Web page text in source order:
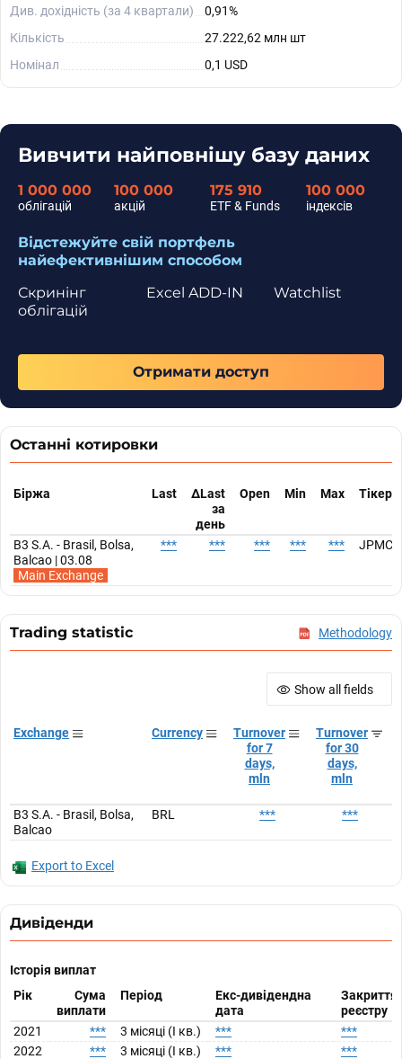
Див. дохідність (за 4 квартали)
0,91%
Кількість
27.222,62 млн шт
Номінал
0,1 USD
Вивчити найповнішу базу даних
1 000 000
облігацій
100 000
акцій
175 910
ETF & Funds
100 000
індексів
Відстежуйте свій портфель
найефективнішим способом
Скринінг
облігацій
Watchlist
Excel ADD-IN
Отримати доступ
Останні котировки
Біржа Last
ΔLast
за
день
Open Min Max Тікер
B3 S.A. - Brasil, Bolsa,
Balcao | 03.08
Main Exchange
*** *** *** *** ***
Trading statistic Methodology
Show all fields
Exchange Currency
Turnover
for 7
days,
mln
Turnover
for 30
days,
mln
B3 S.A. - Brasil, Bolsa,
Balcao
BRL *** ***
Export to Excel
Дивіденди
Історія виплат
Рік
Сума
виплати
Період
Екс-дивідендна
дата
Закриття
реєстру
2021
*** 3 місяці (I кв.) ***
***
2022
*** 3 місяці (I кв.) ***
***